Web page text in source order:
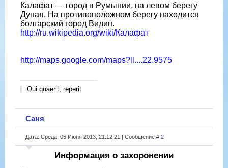
Калафат — город в Румынии, на левом берегу
Дуная. На противоположном берегу находится
болгарский город Видин.
http://ru.wikipedia.org/wiki/Калафат
http://maps.google.com/maps?ll....22.9575
Qui quaerit, reperit
Саня
Дата: Среда, 05 Июня 2013, 21:12:21 | Сообщение # 2
Информация о захоронении